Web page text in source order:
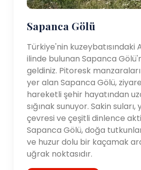
Sapanca Gölü
Türkiye'nin kuzeybatısındaki
ilinde bulunan Sapanca
geldiniz. Pitoresk
yer alan Sapanca Gölü,
hareketli şehir hayatından
sığınak sunuyor. Sakin suları,
çevresi ve çeşitli dinlence
Sapanca Gölü, doğa
ve huzur dolu bir kaçamak
uğrak noktasıdır.